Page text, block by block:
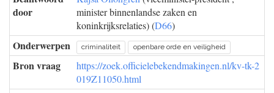
door
minister binnenlandse zaken en
koninkrijksrelaties) (D66)
Onderwerpen criminaliteit openbare orde en veiligheid
Bron vraag
https://zoek.officielebekendmakingen.nl/kv-tk-2
019Z11050.html